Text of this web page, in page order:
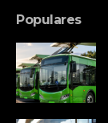
Populares